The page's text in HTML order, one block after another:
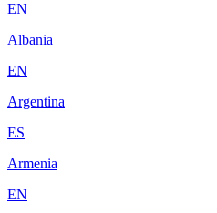
EN
Albania
EN
Argentina
ES
Armenia
EN